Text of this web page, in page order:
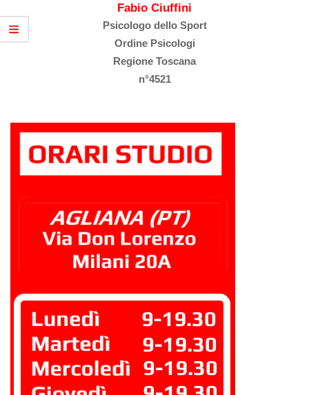
Fabio Ciuffini
Psicologo dello Sport
Ordine Psicologi
Regione Toscana
n°4521